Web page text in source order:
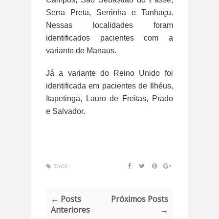
Serra Preta, Serrinha e Tanhaçu.
Nessas localidades foram
identificados pacientes com a
variante de Manaus.
Já a variante do Reino Unido foi
identificada em pacientes de Ilhéus,
Itapetinga, Lauro de Freitas, Prado
e Salvador.
TAGS :
← Posts
Anteriores
Próximos Posts
→